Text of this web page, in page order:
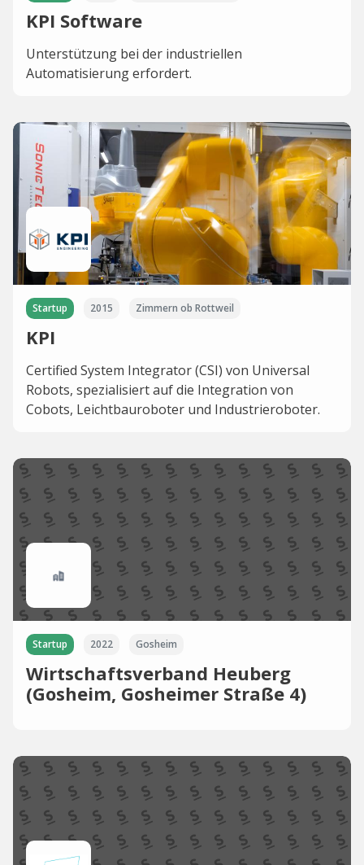
KPI Software
Unterstützung bei der industriellen
Automatisierung erfordert.
Startup 2015 Zimmern ob Rottweil
KPI
Certified System Integrator (CSI) von Universal
Robots, spezialisiert auf die Integration von
Cobots, Leichtbauroboter und Industrieroboter.
Startup 2022 Gosheim
Wirtschaftsverband Heuberg
(Gosheim, Gosheimer Straße 4)